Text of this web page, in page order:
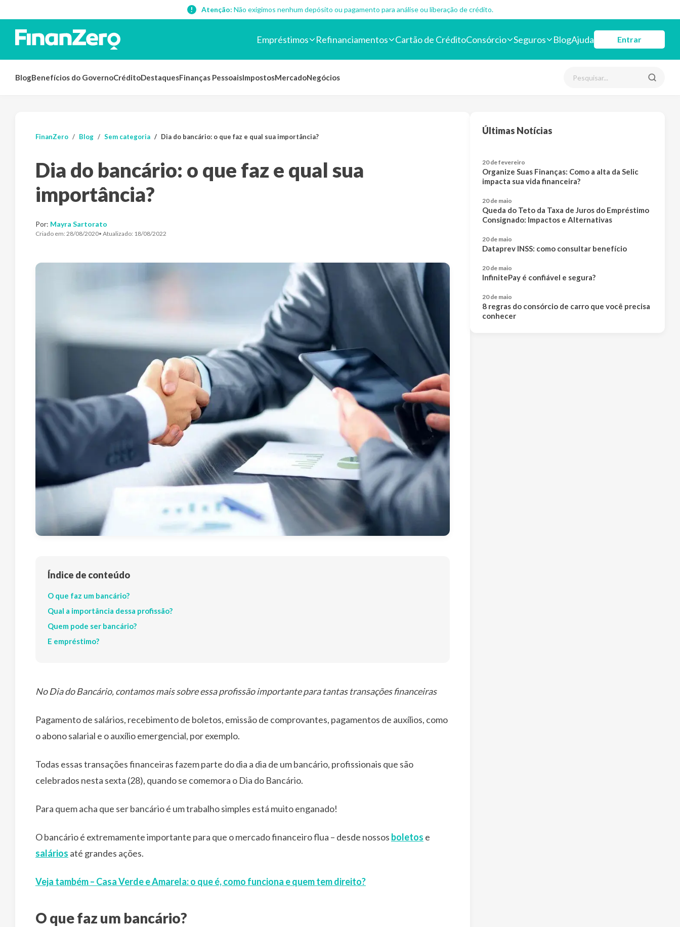
Atenção: Não exigimos nenhum depósito ou pagamento para análise ou liberação de crédito.
Empréstimos Refinanciamentos Cartão de CréditoConsórcio Seguros BlogAjuda Entrar
BlogBenefícios do GovernoCréditoDestaquesFinanças PessoaisImpostosMercadoNegócios
FinanZero Blog Sem categoria Dia do bancário: o que faz e qual sua importância?
Dia do bancário: o que faz e qual sua
importância?
Por: Mayra Sartorato
Criado em: 28/08/2020• Atualizado: 18/08/2022
Índice de conteúdo
O que faz um bancário?
Qual a importância dessa profissão?
Quem pode ser bancário?
E empréstimo?
No Dia do Bancário, contamos mais sobre essa profissão importante para tantas transações financeiras
Pagamento de salários, recebimento de boletos, emissão de comprovantes, pagamentos de auxílios, como
o abono salarial e o auxílio emergencial, por exemplo.
Todas essas transações financeiras fazem parte do dia a dia de um bancário, profissionais que são
celebrados nesta sexta (28), quando se comemora o Dia do Bancário.
Para quem acha que ser bancário é um trabalho simples está muito enganado!
O bancário é extremamente importante para que o mercado financeiro flua – desde nossos boletos e
salários até grandes ações.
Veja também – Casa Verde e Amarela: o que é, como funciona e quem tem direito?
O que faz um bancário?
Últimas Notícias
20 de fevereiro
Organize Suas Finanças: Como a alta da Selic
impacta sua vida financeira?
20 de maio
Queda do Teto da Taxa de Juros do Empréstimo
Consignado: Impactos e Alternativas
20 de maio
Dataprev INSS: como consultar benefício
20 de maio
InfinitePay é confiável e segura?
20 de maio
8 regras do consórcio de carro que você precisa
conhecer